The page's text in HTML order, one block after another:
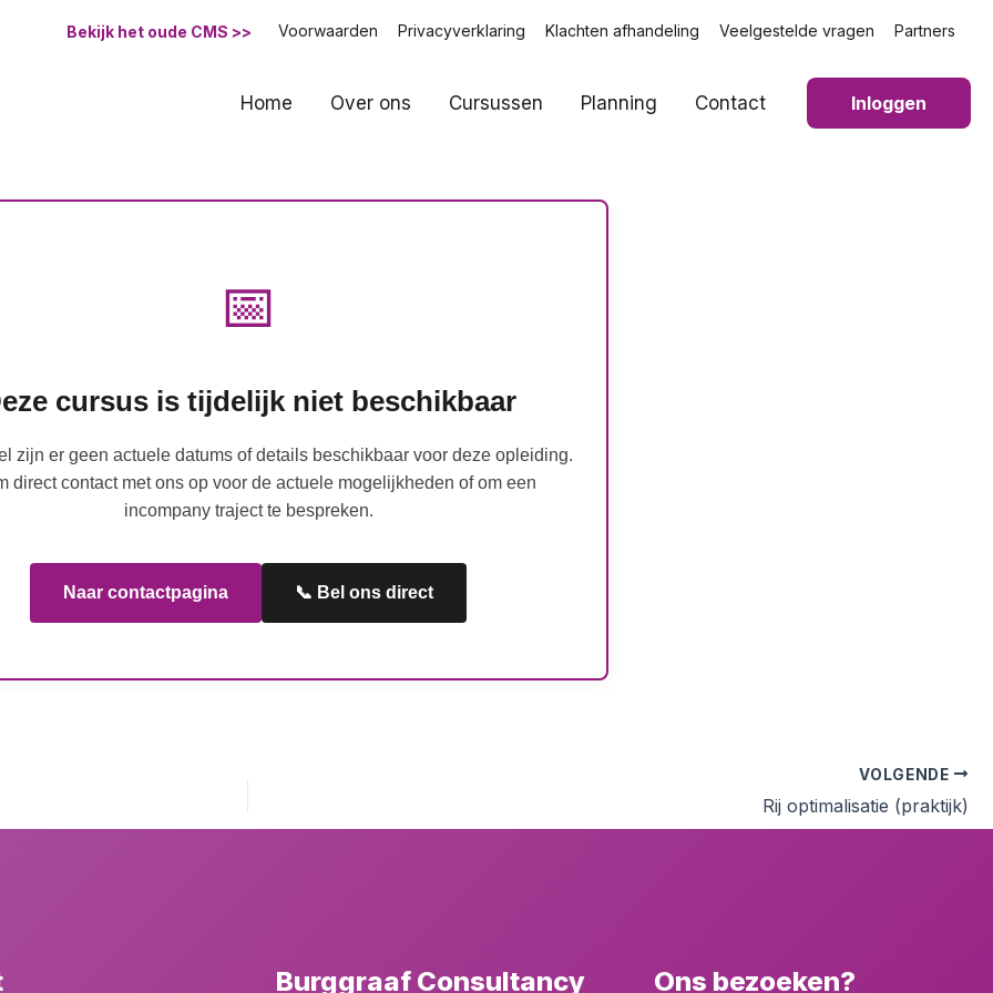
Bekijk het oude CMS >> Voorwaarden Privacyverklaring Klachten afhandeling Veelgestelde vragen Partners
Home Over ons Cursussen Planning Contact Inloggen
📅
cursus is tijdelijk niet beschikbaar
zijn er geen actuele datums of details beschikbaar voor deze opleiding.
direct contact met ons op voor de actuele mogelijkheden of om een
incompany traject te bespreken.
Naar contactpagina 📞 Bel ons direct
VOLGENDE
Rij optimalisatie (praktijk)
Burggraaf Consultancy Ons bezoeken?